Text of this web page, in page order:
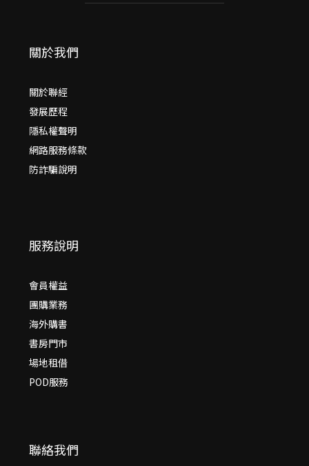
關於我們
關於聯經
發展歷程
隱私權聲明
網路服務條款
防詐騙說明
服務說明
會員權益
團購業務
海外購書
書房門市
場地租借
POD服務
聯絡我們